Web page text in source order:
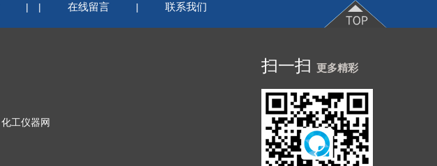
| | 在线留言 | 联系我们
化工仪器网
扫一扫 更多精彩